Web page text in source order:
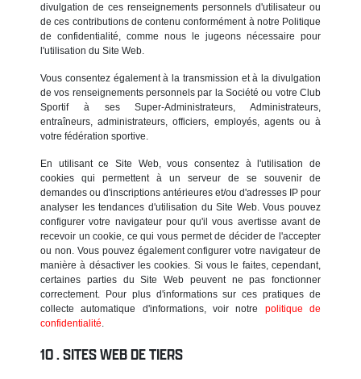
divulgation de ces renseignements personnels d'utilisateur ou
de ces contributions de contenu conformément à notre Politique
de confidentialité, comme nous le jugeons nécessaire pour
l'utilisation du Site Web.
Vous consentez également à la transmission et à la divulgation
de vos renseignements personnels par la Société ou votre Club
Sportif à ses Super-Administrateurs, Administrateurs,
entraîneurs, administrateurs, officiers, employés, agents ou à
votre fédération sportive.
En utilisant ce Site Web, vous consentez à l'utilisation de
cookies qui permettent à un serveur de se souvenir de
demandes ou d'inscriptions antérieures et/ou d'adresses IP pour
analyser les tendances d'utilisation du Site Web. Vous pouvez
configurer votre navigateur pour qu'il vous avertisse avant de
recevoir un cookie, ce qui vous permet de décider de l'accepter
ou non. Vous pouvez également configurer votre navigateur de
manière à désactiver les cookies. Si vous le faites, cependant,
certaines parties du Site Web peuvent ne pas fonctionner
correctement. Pour plus d'informations sur ces pratiques de
collecte automatique d'informations, voir notre politique de
confidentialité.
SITES WEB DE TIERS